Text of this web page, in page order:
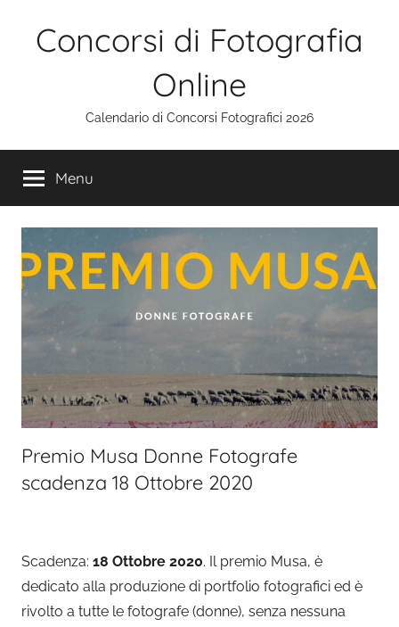
Concorsi di Fotografia
Online
Calendario di Concorsi Fotografici 2026
Menu
Premio Musa Donne Fotografe
scadenza 18 Ottobre 2020
Scadenza: 18 Ottobre 2020. Il premio Musa, è
dedicato alla produzione di portfolio fotografici ed è
rivolto a tutte le fotografe (donne), senza nessuna